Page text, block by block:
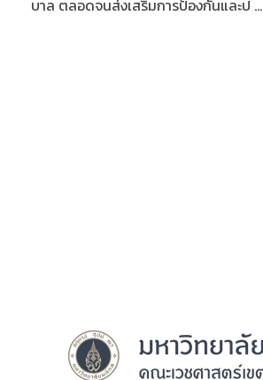
บาล ตลอดจนส่งเสริมการป้องกันและป ...